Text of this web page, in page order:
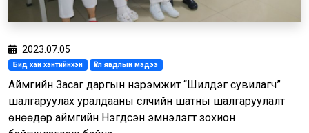
2023.07.05
Бид хан хэнтийнхэн Үйл явдлын мэдээ
Аймгийн Засаг даргын нэрэмжит “Шилдэг сувилагч”
шалгаруулах уралдааны сүүлчийн шатны шалгаруулалт
өнөөдөр аймгийн Нэгдсэн эмнэлэгт зохион